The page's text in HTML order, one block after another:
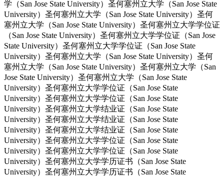
学（San Jose State University）圣何塞州立大学（San Jose State
University）圣何塞州立大学（San Jose State University）圣何
塞州立大学（San Jose State University）圣何塞州立大学学位证
（San Jose State University）圣何塞州立大学学位证（San Jose
State University）圣何塞州立大学学位证（San Jose State
University）圣何塞州立大学（San Jose State University）圣何
塞州立大学（San Jose State University）圣何塞州立大学（San
Jose State University）圣何塞州立大学（San Jose State
University）圣何塞州立大学学位证（San Jose State
University）圣何塞州立大学学位证（San Jose State
University）圣何塞州立大学结业证（San Jose State
University）圣何塞州立大学结业证（San Jose State
University）圣何塞州立大学结业证（San Jose State
University）圣何塞州立大学学位证（San Jose State
University）圣何塞州立大学学位证（San Jose State
University）圣何塞州立大学学历证书（San Jose State
University）圣何塞州立大学学历证书（San Jose State